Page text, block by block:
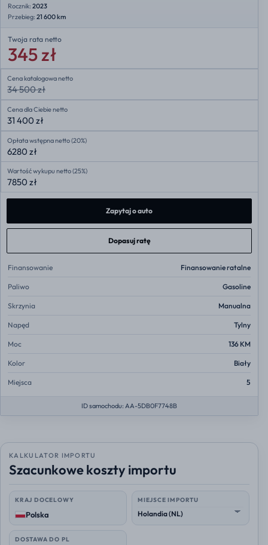
Rocznik: 2023
Przebieg: 21 600 km
Twoja rata netto
345 zł
Cena katalogowa netto
34 500 zł
Cena dla Ciebie netto
31 400 zł
Opłata wstępna netto (20%)
6280 zł
Wartość wykupu netto (25%)
7850 zł
Zapytaj o auto
Dopasuj ratę
Finansowanie Finansowanie ratalne
Paliwo Gasoline
Skrzynia Manualna
Napęd Tylny
Moc 136 KM
Kolor Biały
Miejsca 5
ID samochodu: AA-5DB0F7748B
KALKULATOR IMPORTU
Szacunkowe koszty importu
KRAJ DOCELOWY
Polska
MIEJSCE IMPORTU
DOSTAWA DO PL